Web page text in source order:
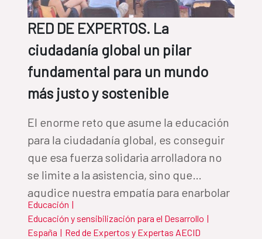
RED DE EXPERTOS. La
ciudadanía global un pilar
fundamental para un mundo
más justo y sostenible
El enorme reto que asume la educación
para la ciudadanía global, es conseguir
que esa fuerza solidaria arrolladora no
se limite a la asistencia, sino que
agudice nuestra empatía para enarbolar
la bandera de la justicia social y
contribuir de manera efectiva a una
Educación |
Educación y sensibilización para el Desarrollo |
España | Red de Expertos y Expertas AECID